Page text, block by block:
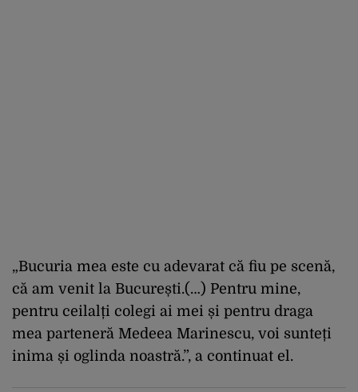
„Bucuria mea este cu adevarat că fiu pe scenă,
că am venit la București.(…) Pentru mine,
pentru ceilalți colegi ai mei și pentru draga
mea parteneră Medeea Marinescu, voi sunteți
inima și oglinda noastră.”, a continuat el.